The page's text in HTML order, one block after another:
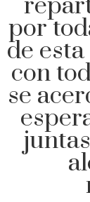
por
de
con
se